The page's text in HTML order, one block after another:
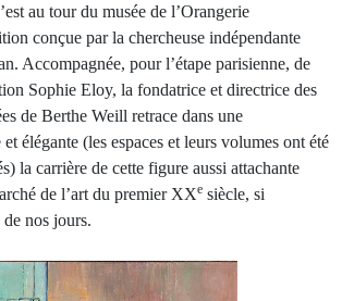
au tour du musée de l’Orangerie
conçue par la chercheuse indépendante
Accompagnée, pour l’étape parisienne, de
Sophie Eloy, la fondatrice et directrice des
de Berthe Weill retrace dans une
élégante (les espaces et leurs volumes ont été
la carrière de cette figure aussi attachante
de l’art du premier XXe siècle, si
nos jours.